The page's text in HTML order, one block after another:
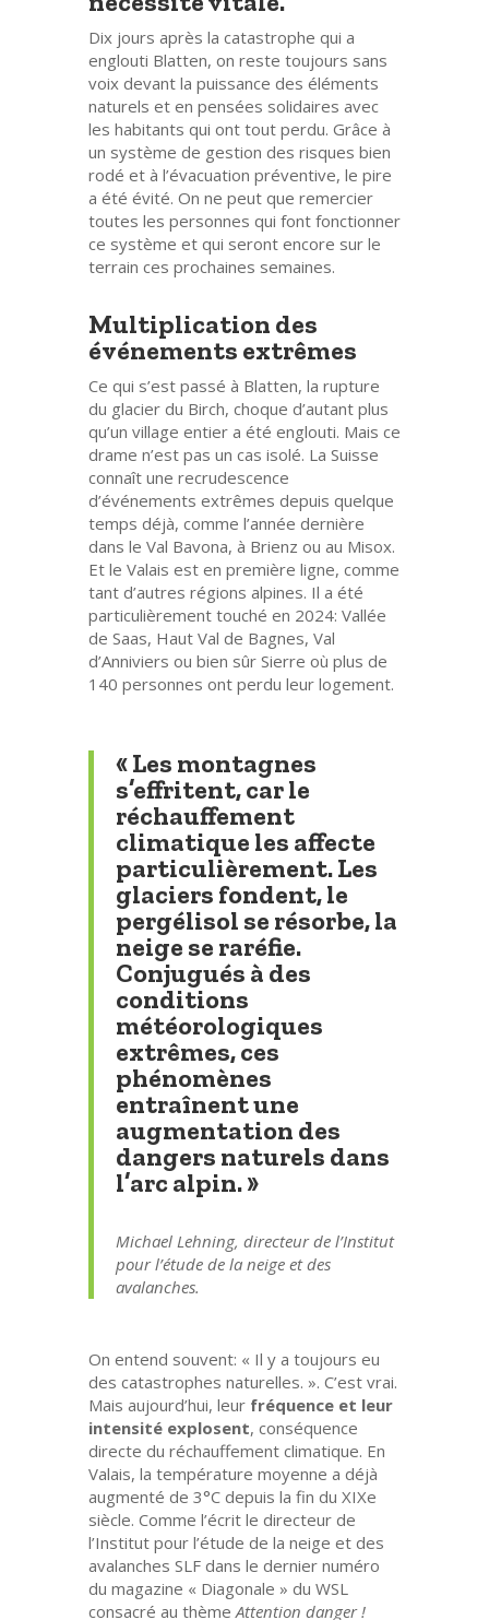
Dix jours après la catastrophe qui a
englouti Blatten, on reste toujours sans
voix devant la puissance des éléments
naturels et en pensées solidaires avec
les habitants qui ont tout perdu. Grâce à
un système de gestion des risques bien
rodé et à l’évacuation préventive, le pire
a été évité. On ne peut que remercier
toutes les personnes qui font fonctionner
ce système et qui seront encore sur le
terrain ces prochaines semaines.
Multiplication des
événements extrêmes
Ce qui s’est passé à Blatten, la rupture
du glacier du Birch, choque d’autant plus
qu’un village entier a été englouti. Mais ce
drame n’est pas un cas isolé. La Suisse
connaît une recrudescence
d’événements extrêmes depuis quelque
temps déjà, comme l’année dernière
dans le Val Bavona, à Brienz ou au Misox.
Et le Valais est en première ligne, comme
tant d’autres régions alpines. Il a été
particulièrement touché en 2024: Vallée
de Saas, Haut Val de Bagnes, Val
d’Anniviers ou bien sûr Sierre où plus de
140 personnes ont perdu leur logement.
« Les montagnes
s’effritent, car le
réchauffement
climatique les affecte
particulièrement. Les
glaciers fondent, le
pergélisol se résorbe, la
neige se raréfie.
Conjugués à des
conditions
météorologiques
extrêmes, ces
phénomènes
entraînent une
augmentation des
dangers naturels dans
l’arc alpin. »
Michael Lehning, directeur de l’Institut
pour l’étude de la neige et des
avalanches.
On entend souvent: « Il y a toujours eu
des catastrophes naturelles. ». C’est vrai.
Mais aujourd’hui, leur fréquence et leur
intensité explosent, conséquence
directe du réchauffement climatique. En
Valais, la température moyenne a déjà
augmenté de 3°C depuis la fin du XIXe
siècle. Comme l’écrit le directeur de
l’Institut pour l’étude de la neige et des
avalanches SLF dans le dernier numéro
du magazine « Diagonale » du WSL
consacré au thèmeAttention danger !